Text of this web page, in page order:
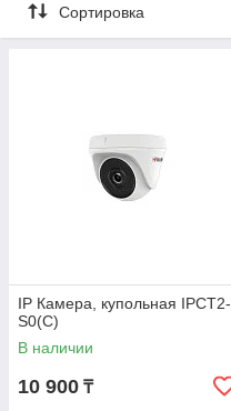
Сортировка
IP Камера, купольная IPCT2-
S0(C)
В наличии
10 900 ₸